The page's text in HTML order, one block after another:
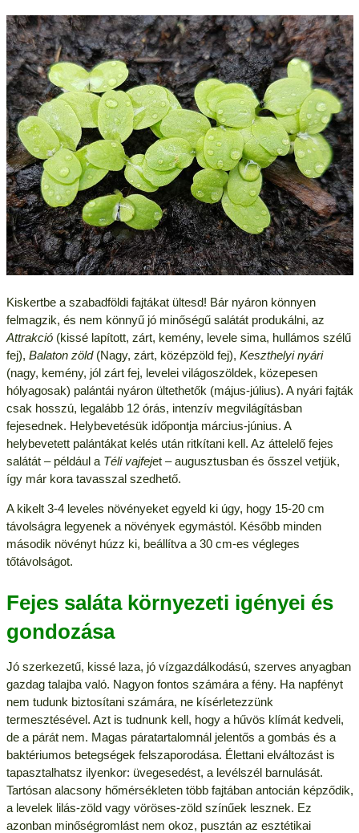
Kiskertbe a szabadföldi fajtákat ültesd! Bár nyáron könnyen
felmagzik, és nem könnyű jó minőségű salátát produkálni, az
Attrakció(kissé lapított, zárt, kemény, levele sima, hullámos szélű
fej), Balaton zöld(Nagy, zárt, középzöld fej), Keszthelyi nyári
(nagy, kemény, jól zárt fej, levelei világoszöldek, közepesen
hólyagosak) palántái nyáron ültethetők (május-július). A nyári fajták
csak hosszú, legalább 12 órás, intenzív megvilágításban
fejesednek. Helybevetésük időpontja március-június. A
helybevetett palántákat kelés után ritkítani kell. Az áttelelő fejes
salátát – például a Téli vajfejet – augusztusban és ősszel vetjük,
így már kora tavasszal szedhető.
A kikelt 3-4 leveles növényeket egyeld ki úgy, hogy 15-20 cm
távolságra legyenek a növények egymástól. Később minden
második növényt húzz ki, beállítva a 30 cm-es végleges
tőtávolságot.
Fejes saláta környezeti igényei és
gondozása
Jó szerkezetű, kissé laza, jó vízgazdálkodású, szerves anyagban
gazdag talajba való. Nagyon fontos számára a fény. Ha napfényt
nem tudunk biztosítani számára, ne kísérletezzünk
termesztésével. Azt is tudnunk kell, hogy a hűvös klímát kedveli,
de a párát nem. Magas páratartalomnál jelentős a gombás és a
baktériumos betegségek felszaporodása. Élettani elváltozást is
tapasztalhatsz ilyenkor: üvegesedést, a levélszél barnulását.
Tartósan alacsony hőmérsékleten több fajtában antocián képződik,
a levelek lilás-zöld vagy vöröses-zöld színűek lesznek. Ez
azonban minőségromlást nem okoz, pusztán az esztétikai